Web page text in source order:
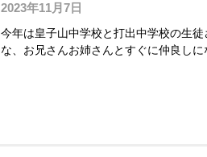
2023年11月7日
今年は皇子山中学校と打出中学校の生
な、お兄さんお姉さんとすぐに仲良し